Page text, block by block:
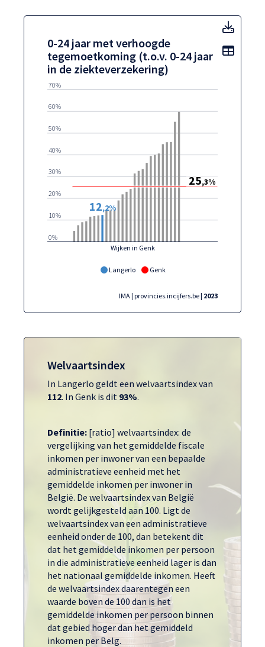
0-24 jaar met verhoogde
tegemoetkoming (t.o.v. 0-24 jaar
in de ziekteverzekering)
Langerlo Genk
Wijken in Genk
0%
10%
20%
30%
40%
50%
60%
70%
12,2%
25,3%
IMA | provincies.incijfers.be| 2023
0-24
Toon
Welvaartsindex
In Langerlo geldt een welvaartsindex van
112. In Genk is dit 93%.
Definitie: [ratio] welvaartsindex: de
vergelijking van het gemiddelde fiscale
inkomen per inwoner van een bepaalde
administratieve eenheid met het
gemiddelde inkomen per inwoner in
België. De welvaartsindex van België
wordt gelijkgesteld aan 100. Ligt de
welvaartsindex van een administratieve
eenheid onder de 100, dan betekent dit
dat het gemiddelde inkomen per persoon
in die administratieve eenheid lager is dan
het nationaal gemiddelde inkomen. Heeft
de welvaartsindex daarentegen een
waarde boven de 100 dan is het
gemiddelde inkomen per persoon binnen
dat gebied hoger dan het gemiddeld
inkomen per Belg.